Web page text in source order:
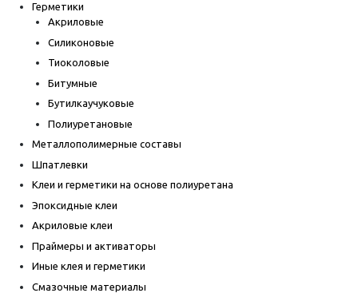
Герметики
Акриловые
Силиконовые
Тиоколовые
Битумные
Бутилкаучуковые
Полиуретановые
Металлополимерные составы
Шпатлевки
Клеи и герметики на основе полиуретана
Эпоксидные клеи
Акриловые клеи
Праймеры и активаторы
Иные клея и герметики
Смазочные материалы